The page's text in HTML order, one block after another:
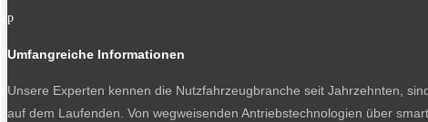
p
Umfangreiche Informationen
Unsere Experten kennen die Nutzfahrzeugbranche seit Jahrzehnten,
auf dem Laufenden. Von wegweisenden Antriebstechnologien über